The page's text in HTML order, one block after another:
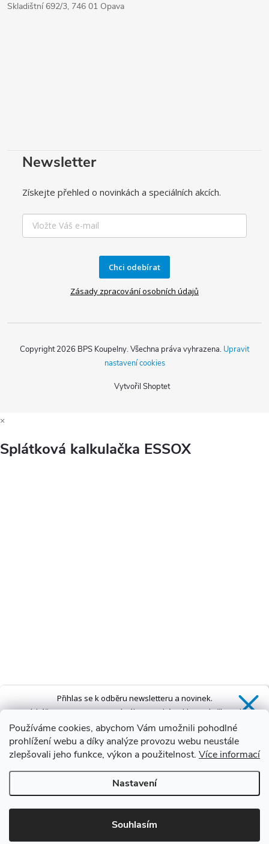
Používáme cookies, abychom Vám umožnili pohodlné
prohlížení webu a díky analýze provozu webu neustále
zlepšovali jeho funkce, výkon a použitelnost. Více informací
Nastavení
Souhlasím
Skladištní 692/3, 746 01 Opava
Newsletter
Získejte přehled o novinkách a speciálních akcích.
Chci odebírat
Zásady zpracování osobních údajů
Vytvořil Shoptet
Copyright 2026 BPS Koupelny. Všechna práva vyhrazena. Upravit
nastavení cookies
×
Splátková kalkulačka ESSOX
Přihlas se k odběru newsletteru a novinek.
ZískášSLEVU 5 %na první nákup a také exkluzivní přístup k
novinkám, slevám a dalším speciálním nabídkám.*
Ano, chci se přihlásit
Zásady zpracování osobních údajů
*Sleva neplatí na vany s dvířky AVO a VOVO